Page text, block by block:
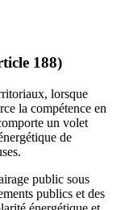
188)
lorsque
la compétence en
un volet
de
public sous
publics et des